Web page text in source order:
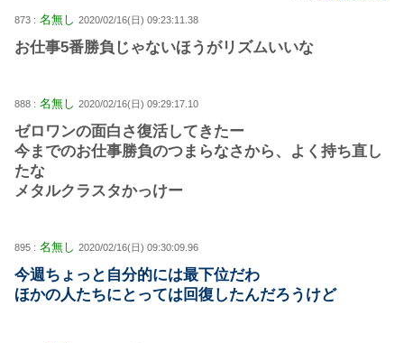
873 : 名無し 2020/02/16(日) 09:23:11.38
お仕事5番勝負じゃないほうがリズムいいな
888 : 名無し 2020/02/16(日) 09:29:17.10
ゼロワンの面白さ復活してきたー
今までのお仕事勝負のつまらなさから、よく持ち直し
たな
メタルクラスタかっけー
895 : 名無し 2020/02/16(日) 09:30:09.96
今週ちょっと自分的には最下位だわ
ほかの人たちにとっては回復したんだろうけど